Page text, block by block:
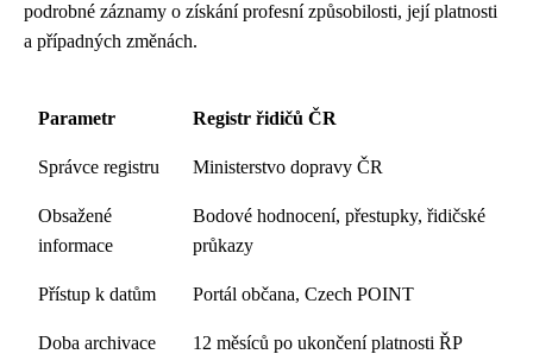
podrobné záznamy o získání profesní způsobilosti, její platnosti
a případných změnách.
Parametr Registr řidičů ČR
Správce registru Ministerstvo dopravy ČR
Obsažené
informace
Bodové hodnocení, přestupky, řidičské
průkazy
Přístup k datům Portál občana, Czech POINT
Doba archivace 12 měsíců po ukončení platnosti ŘP